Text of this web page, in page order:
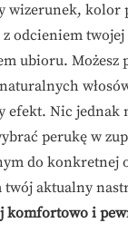
wizerunek,
odcieniem twojej
ubioru. Możesz
efekt. Nic jednak
perukę w
do konkretnej
twój aktualny
komfortowo i